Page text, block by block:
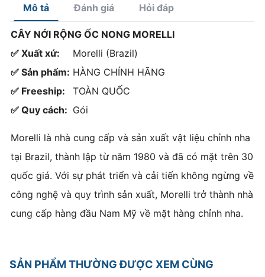
Mô tả Đánh giá Hỏi đáp
CÂY NỚI RỘNG ỐC NONG MORELLI
✅ Xuất xứ:
Morelli (Brazil)
✅ Sản phẩm: HÀNG CHÍNH HÃNG
✅ Freeship:
TOÀN QUỐC
✅ Quy cách: Gói
Morelli là nhà cung cấp và sản xuất vật liệu chỉnh nha
tại Brazil, thành lập từ năm 1980 và đã có mặt trên 30
quốc giá. Với sự phát triển và cải tiến không ngừng về
công nghệ và quy trình sản xuất, Morelli trở thành nhà
cung cấp hàng đầu Nam Mỹ về mặt hàng chỉnh nha.
SẢN PHẨM THƯỜNG ĐƯỢC XEM CÙNG